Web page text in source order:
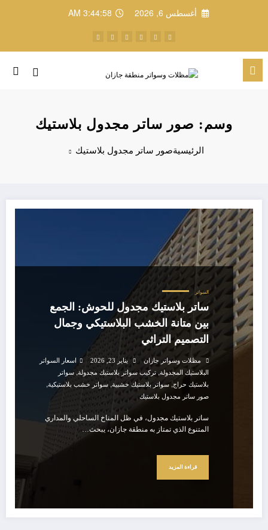
أغسطس 6, 2026 3:44:58 AM
وسم: صور ساتر مجدول بلاستيك
الرئيسيةصور ساتر مجدول بلاستيك
السواتر
ساتر بلاستيك مجدول للحوش: الجمع
بين متانة الخشب البلاستيكي وجمال
التصميم التراثي
مظلات وسواتر جازان يناير 23, 2026
اسعار السواتر
البلاستيك المجدولة, تركيب سواتر بلاستيك مجدولة, سواتر
بلاستيك حراج, سواتر بلاستيك خشبية, سواتر خشب بلاستيكية,
صور ساتر مجدول بلاستيك
ساتر بلاستيك مجدول، في ظل المناخ الساحلي والمداري
المتنوع الذي تمتاز به منطقة جازان، يبحث…
قراءة المزيد